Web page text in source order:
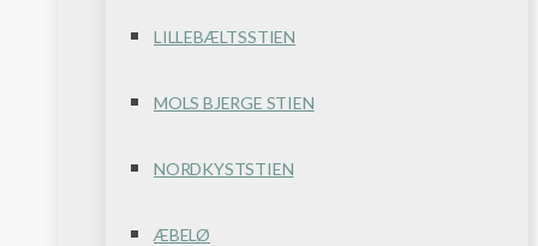
LILLEBÆLTSSTIEN
MOLS BJERGE STIEN
NORDKYSTSTIEN
ÆBELØ